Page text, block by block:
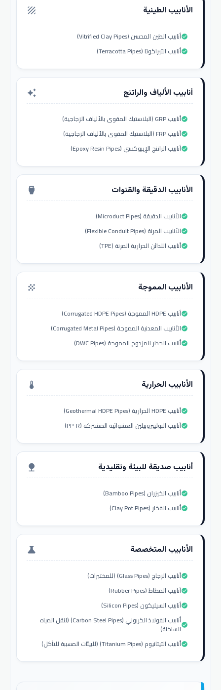
الأنابيب الطينية texture
أنابيب الطين المحسن (Vitrified Clay Pipes)check_circle
أنابيب التيراكوتا (Terracotta Pipes)check_circle
أنابيب الألياف والراتنج auto_awesome
أنابيب GRP (البلاستيك المقوى بالألياف الزجاجية)check_circle
أنابيب FRP (البلاستيك المقوى بالألياف الزجاجية)check_circle
أنابيب الراتنج الإيبوكسي (Epoxy Resin Pipes)check_circle
الأنابيب الدقيقة والقنوات settings_input_hdmi
الأنابيب الدقيقة (Microduct Pipes)check_circle
الأنابيب المرنة (Flexible Conduit Pipes)check_circle
أنابيب اللدائن الحرارية المرنة (TPE)check_circle
الأنابيب المموجة grain
أنابيب HDPE المموجة (Corrugated HDPE Pipes)check_circle
الأنابيب المعدنية المموجة (Corrugated Metal Pipes)check_circle
أنابيب الجدار المزدوج المموجة (DWC Pipes)check_circle
الأنابيب الحرارية thermostat
أنابيب HDPE الحرارية (Geothermal HDPE Pipes)check_circle
أنابيب البوليبروبيلين العشوائية المشتركة (PP-R)check_circle
أنابيب صديقة للبيئة وتقليدية nature
أنابيب الخيزران (Bamboo Pipes)check_circle
أنابيب الفخار (Clay Pot Pipes)check_circle
الأنابيب المتخصصة science
أنابيب الزجاج (Glass Pipes) (للمختبرات)check_circle
أنابيب المطاط (Rubber Pipes)check_circle
أنابيب السيليكون (Silicon Pipes)check_circle
أنابيب الفولاذ الكربوني (Carbon Steel Pipes) (لنقل المياه
الساخنة)check_circle
أنابيب التيتانيوم (Titanium Pipes) (للبيئات المسببة للتآكل)check_circle